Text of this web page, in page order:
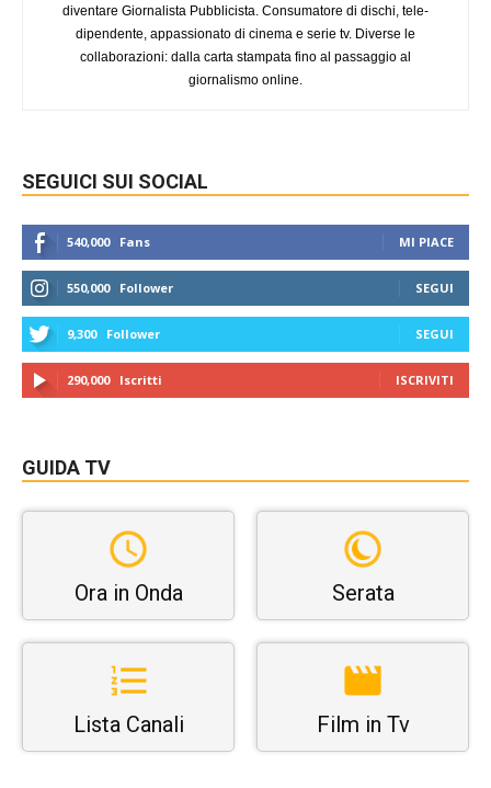
diventare Giornalista Pubblicista. Consumatore di dischi, tele-
dipendente, appassionato di cinema e serie tv. Diverse le
collaborazioni: dalla carta stampata fino al passaggio al
giornalismo online.
SEGUICI SUI SOCIAL
540,000 Fans MI PIACE
550,000 Follower SEGUI
9,300 Follower SEGUI
290,000 Iscritti ISCRIVITI
GUIDA TV
Ora in Onda Serata
Lista Canali Film in Tv